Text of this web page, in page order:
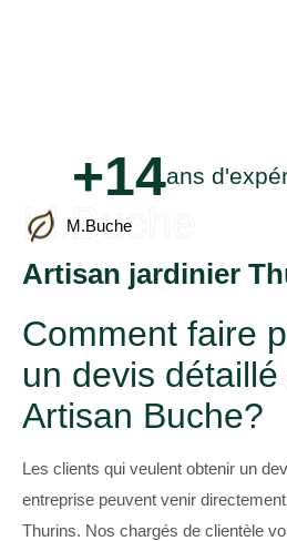
+14ans
M.Buche
M.Buche
Artisan jardinier
Comment faire
un devis
Artisan Buche?
Les clients qui veulent obtenir un
entreprise peuvent venir
Thurins. Nos chargés de clientèle